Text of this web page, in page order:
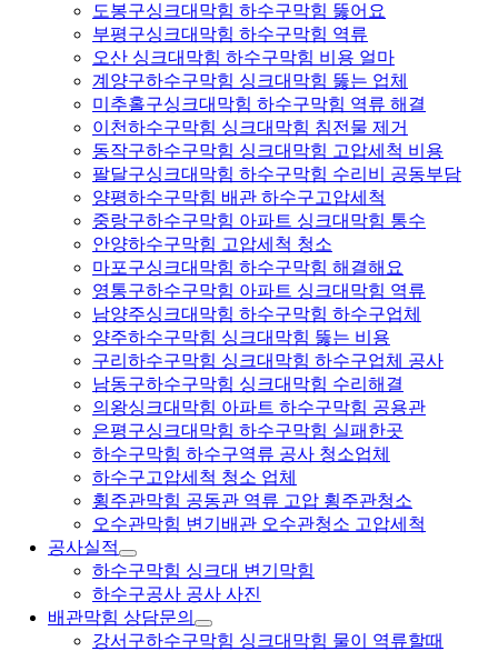
도봉구싱크대막힘 하수구막힘 뚫어요
부평구싱크대막힘 하수구막힘 역류
오산 싱크대막힘 하수구막힘 비용 얼마
계양구하수구막힘 싱크대막힘 뚫는 업체
미추홀구싱크대막힘 하수구막힘 역류 해결
이천하수구막힘 싱크대막힘 침전물 제거
동작구하수구막힘 싱크대막힘 고압세척 비용
팔달구싱크대막힘 하수구막힘 수리비 공동부담
양평하수구막힘 배관 하수구고압세척
중랑구하수구막힘 아파트 싱크대막힘 통수
안양하수구막힘 고압세척 청소
마포구싱크대막힘 하수구막힘 해결해요
영통구하수구막힘 아파트 싱크대막힘 역류
남양주싱크대막힘 하수구막힘 하수구업체
양주하수구막힘 싱크대막힘 뚫는 비용
구리하수구막힘 싱크대막힘 하수구업체 공사
남동구하수구막힘 싱크대막힘 수리해결
의왕싱크대막힘 아파트 하수구막힘 공용관
은평구싱크대막힘 하수구막힘 실패한곳
하수구막힘 하수구역류 공사 청소업체
하수구고압세척 청소 업체
횡주관막힘 공동관 역류 고압 횡주관청소
오수관막힘 변기배관 오수관청소 고압세척
공사실적
하수구막힘 싱크대 변기막힘
하수구공사 공사 사진
배관막힘 상담문의
강서구하수구막힘 싱크대막힘 물이 역류할때